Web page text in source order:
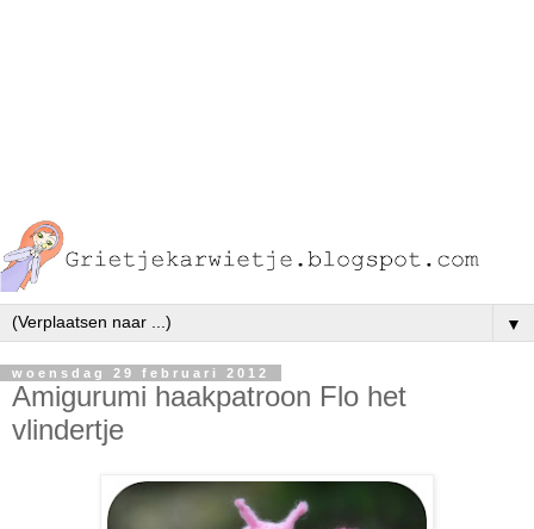
▼
woensdag 29 februari 2012
Amigurumi haakpatroon Flo het
vlindertje